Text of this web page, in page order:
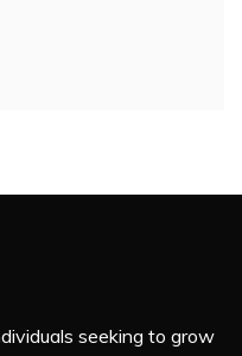
seeking to grow